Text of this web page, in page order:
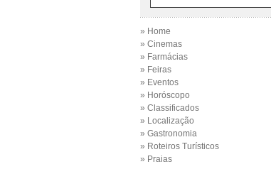
» Home
» Cinemas
» Farmácias
» Feiras
» Eventos
» Horóscopo
» Classificados
» Localização
» Gastronomia
» Roteiros Turísticos
» Praias